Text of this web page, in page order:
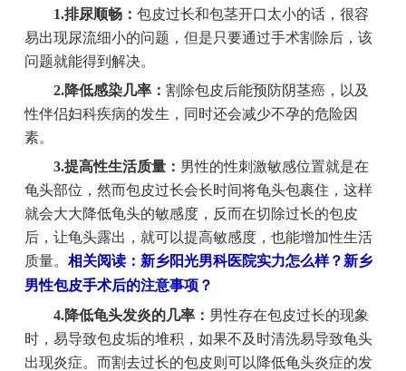
1.排尿顺畅： 包皮过长和包茎开口太小的话，很容
易出现尿流细小的问题，但是只要通过手术割除后，该
问题就能得到解决。
2.降低感染几率： 割除包皮后能预防阴茎癌，以及
性伴侣妇科疾病的发生，同时还会减少不孕的危险因
素。
3.提高性生活质量： 男性的性刺激敏感位置就是在
龟头部位，然而包皮过长会长时间将龟头包裹住，这样
就会大大降低龟头的敏感度，反而在切除过长的包皮
后，让龟头露出，就可以提高敏感度，也能增加性生活
质量。 相关阅读：新乡阳光男科医院实力怎么样？新乡
男性包皮手术后的注意事项？
4.降低龟头发炎的几率： 男性存在包皮过长的现象
时，易导致包皮垢的堆积，如果不及时清洗易导致龟头
出现炎症。而割去过长的包皮则可以降低龟头炎症的发